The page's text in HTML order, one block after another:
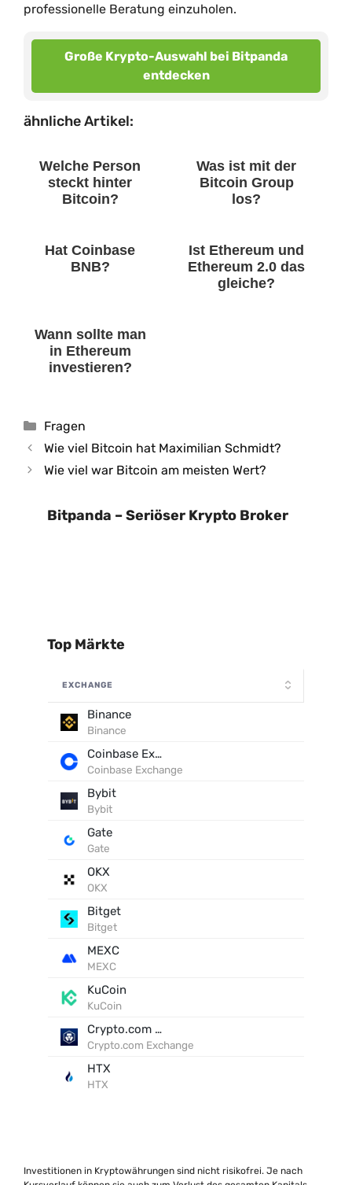
professionelle Beratung einzuholen.
Große Krypto-Auswahl bei Bitpanda
entdecken
ähnliche Artikel:
Welche Person
steckt hinter
Bitcoin?
Was ist mit der
Bitcoin Group
los?
Hat Coinbase
BNB?
Ist Ethereum und
Ethereum 2.0 das
gleiche?
Wann sollte man
in Ethereum
investieren?
Kategorien
Fragen
Wie viel Bitcoin hat Maximilian Schmidt?
Wie viel war Bitcoin am meisten Wert?
Bitpanda – Seriöser Krypto Broker
Top Märkte
EXCHANGE
Binance
Binance
Coinbase Exchange
Coinbase Exchange
Bybit
Bybit
Gate
Gate
OKX
OKX
Bitget
Bitget
MEXC
MEXC
KuCoin
KuCoin
Crypto.com Exchange
Crypto.com Exchange
HTX
HTX
Investitionen in Kryptowährungen sind nicht risikofrei. Je nach